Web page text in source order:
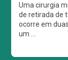
Uma cirurgia
de retirada de
ocorre em
um ...